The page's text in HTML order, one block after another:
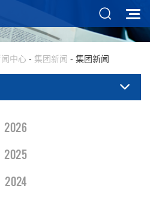
闻中心 - 集团新闻 - 集团新闻
2026
2025
2024